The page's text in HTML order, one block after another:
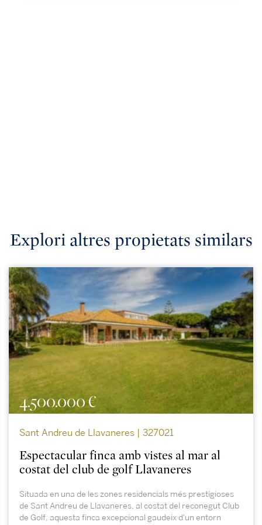
Explori altres propietats similars
4.500.000 €
Sant Andreu de Llavaneres | 327021
Espectacular finca amb vistes al mar al
costat del club de golf Llavaneres
Situada en una de les zones residencials més prestigioses
de Sant Andreu de Llavaneres, al costat del reconegut Club
de Golf, aquesta finca excepcional gaudeix d'un entorn